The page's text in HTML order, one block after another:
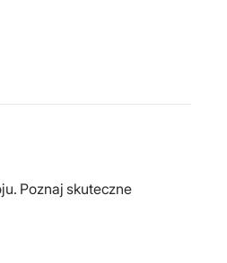
Poznaj skuteczne